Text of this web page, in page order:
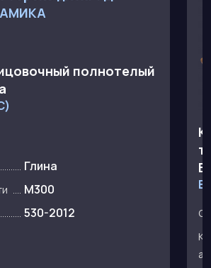
полнотелый
Глина
М300
530-2012